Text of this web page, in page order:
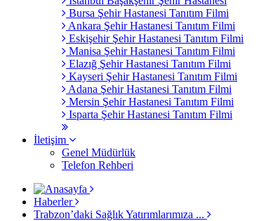
Bursa Şehir Hastanesi Tanıtım Filmi
Ankara Şehir Hastanesi Tanıtım Filmi
Eskişehir Şehir Hastanesi Tanıtım Filmi
Manisa Şehir Hastanesi Tanıtım Filmi
Elazığ Şehir Hastanesi Tanıtım Filmi
Kayseri Şehir Hastanesi Tanıtım Filmi
Adana Şehir Hastanesi Tanıtım Filmi
Mersin Şehir Hastanesi Tanıtım Filmi
Isparta Şehir Hastanesi Tanıtım Filmi
İletişim
Genel Müdürlük
Telefon Rehberi
Haberler
Trabzon’daki Sağlık Yatırımlarımıza ...